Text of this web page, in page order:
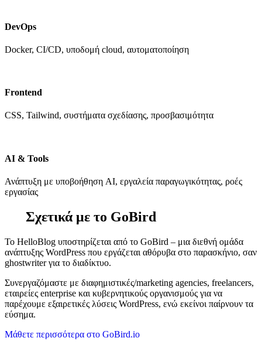
DevOps
Docker, CI/CD, υποδομή cloud, αυτοματοποίηση
Frontend
CSS, Tailwind, συστήματα σχεδίασης, προσβασιμότητα
AI & Tools
Ανάπτυξη με υποβοήθηση AI, εργαλεία παραγωγικότητας, ροές
εργασίας
Σχετικά με το GoBird
Το HelloBlog υποστηρίζεται από το GoBird – μια διεθνή ομάδα
ανάπτυξης WordPress που εργάζεται αθόρυβα στο παρασκήνιο, σαν
ghostwriter για το διαδίκτυο.
Συνεργαζόμαστε με διαφημιστικές/marketing agencies, freelancers,
εταιρείες enterprise και κυβερνητικούς οργανισμούς για να
παρέχουμε εξαιρετικές λύσεις WordPress, ενώ εκείνοι παίρνουν τα
εύσημα.
Μάθετε περισσότερα στο GoBird.io